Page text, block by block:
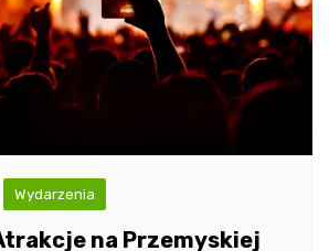
Wydarzenia
na Przemyskiej